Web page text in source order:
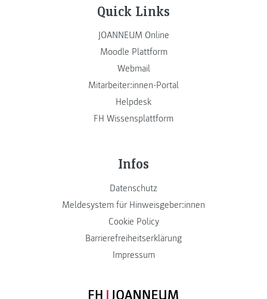
Quick Links
JOANNEUM Online
Moodle Plattform
Webmail
Mitarbeiter:innen-Portal
Helpdesk
FH Wissensplattform
Infos
Datenschutz
Meldesystem für Hinweisgeber:innen
Cookie Policy
Barrierefreiheitserklärung
Impressum